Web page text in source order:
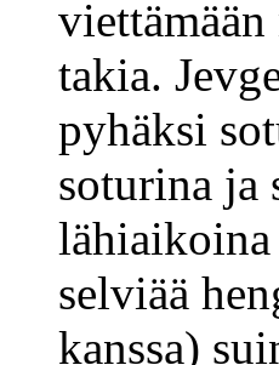
takia.
pyhäksi
soturina ja
selviää
kanssa)